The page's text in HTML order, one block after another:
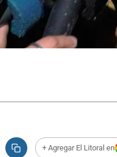
+ Agregar El Litoral en